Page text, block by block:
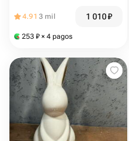
4.91 3 mil 1 010₽
253 ₽ × 4 pagos